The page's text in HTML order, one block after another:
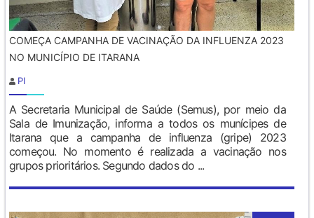
COMEÇA CAMPANHA DE VACINAÇÃO DA INFLUENZA 2023
NO MUNICÍPIO DE ITARANA
PI
A Secretaria Municipal de Saúde (Semus), por meio da
Sala de Imunização, informa a todos os munícipes de
Itarana que a campanha de influenza (gripe) 2023
começou. No momento é realizada a vacinação nos
grupos prioritários. Segundo dados do ...